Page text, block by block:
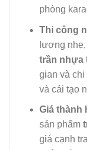
phòng
Thi công
lượng
trần nhựa
gian và
và cải tạo
Giá thành
sản phẩm
giá cạnh